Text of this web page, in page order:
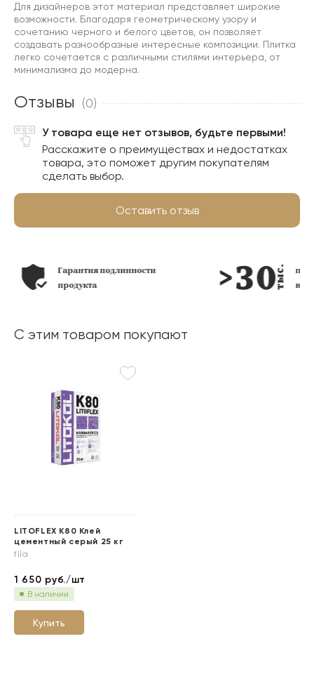
Для дизайнеров этот материал представляет широкие
возможности. Благодаря геометрическому узору и
сочетанию черного и белого цветов, он позволяет
создавать разнообразные интересные композиции. Плитка
легко сочетается с различными стилями интерьера, от
минимализма до модерна.
Отзывы (0)
У товара еще нет отзывов, будьте первыми!
Расскажите о преимуществах и недостатках
товара, это поможет другим покупателям
сделать выбор.
Оставить отзыв
Гарантия подлинности
продукта
в
С этим товаром покупают
LITOFLEX K80 Клей
цементный серый 25 кг
fila
1 650 руб./шт
В наличии
Купить